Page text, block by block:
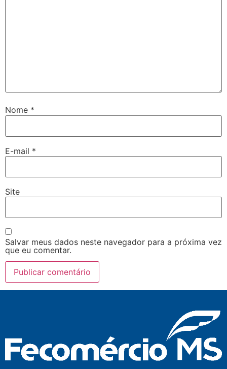
Nome *
E-mail *
Site
Salvar meus dados neste navegador para a próxima vez
que eu comentar.